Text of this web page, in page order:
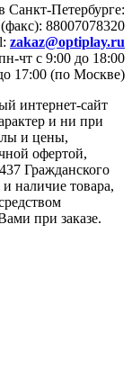
Санкт-Петербурге:
88007078320
zakaz@optiplay.ru
чт с 9:00 до 18:00
17:00 (по Москве)
интернет-сайт
и ни при
и цены,
офертой,
Гражданского
наличие товара,
при заказе.